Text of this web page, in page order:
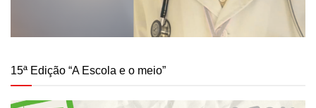
15ª Edição “A Escola e o meio”